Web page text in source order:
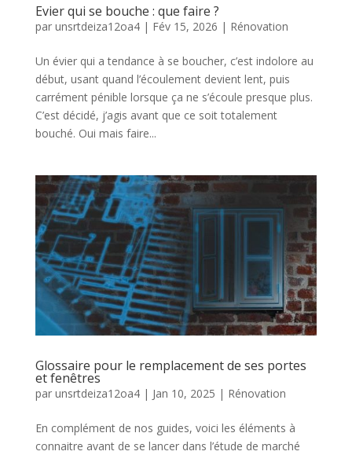
Evier qui se bouche : que faire ?
par unsrtdeiza12oa4| Fév 15, 2026 | Rénovation
Un évier qui a tendance à se boucher, c’est indolore au
début, usant quand l’écoulement devient lent, puis
carrément pénible lorsque ça ne s’écoule presque plus.
C’est décidé, j’agis avant que ce soit totalement
bouché. Oui mais faire...
Glossaire pour le remplacement de ses portes
et fenêtres
par unsrtdeiza12oa4| Jan 10, 2025 | Rénovation
En complément de nos guides, voici les éléments à
connaitre avant de se lancer dans l’étude de marché